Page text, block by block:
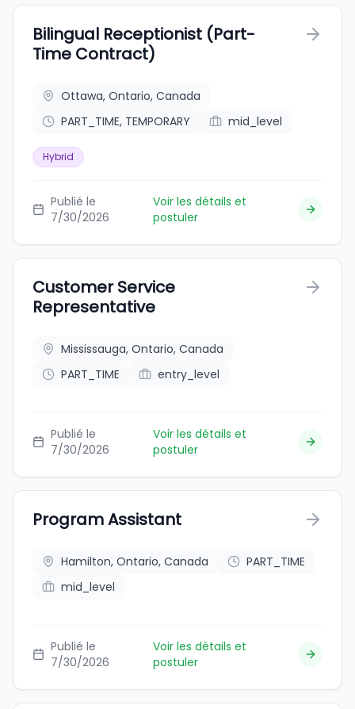
Bilingual Receptionist (Part-
Time Contract)
Ottawa, Ontario, Canada
PART_TIME, TEMPORARY
mid_level
Hybrid
Publié le
7/30/2026
Voir les détails et
postuler
Customer Service
Representative
Mississauga, Ontario, Canada
PART_TIME
entry_level
Publié le
7/30/2026
Voir les détails et
postuler
Program Assistant
Hamilton, Ontario, Canada
PART_TIME
mid_level
Publié le
7/30/2026
Voir les détails et
postuler